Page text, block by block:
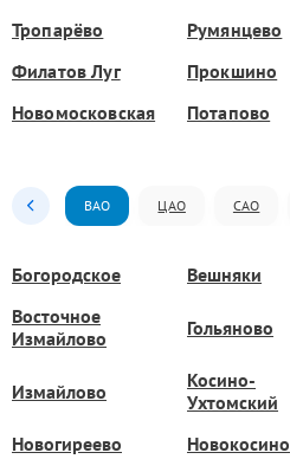
Тропарёво Румянцево
Филатов Луг
Прокшино
Новомосковская
Потапово
ВАО ЦАО САО
Богородское Вешняки
Восточное
Измайлово
Гольяново
Измайлово
Косино-
Ухтомский
Новогиреево Новокосино